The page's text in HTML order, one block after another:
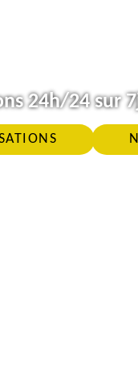
24h/24 sur